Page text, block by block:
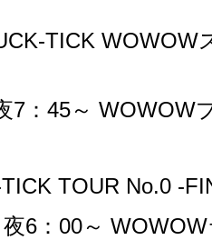
TICK
7：45～ WOWOW
TOUR No.0 -
6：00～